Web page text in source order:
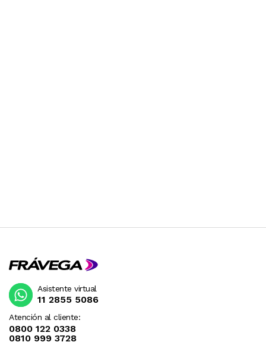
Atención al cliente:
0800 122 0338
0810 999 3728
Asistente virtual
11 2855 5086